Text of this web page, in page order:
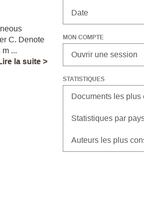
C. Denote
...
la suite >
Date
MON COMPTE
Ouvrir une session
STATISTIQUES
Documents les plus
Statistiques par
Auteurs les plus